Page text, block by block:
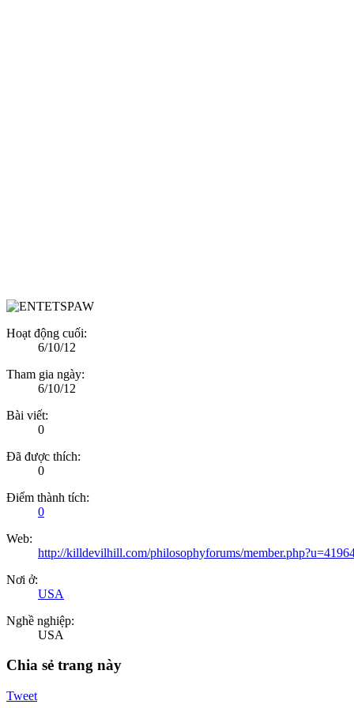
Hoạt động cuối:
6/10/12
Tham gia ngày:
6/10/12
Bài viết:
0
Đã được thích:
0
Điểm thành tích:
0
Web:
http://killdevilhill.com/philosophyforums/
Nơi ở:
USA
Nghề nghiệp:
USA
Chia sẻ trang này
Tweet